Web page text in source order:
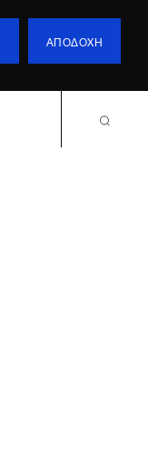
ΑΠΟΔΟΧΗ